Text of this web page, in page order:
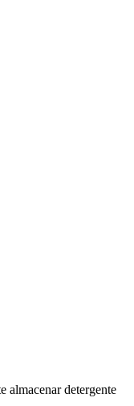
almacenar detergente